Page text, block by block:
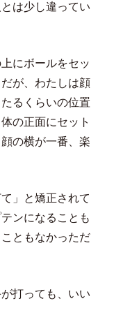
は少し違ってい
にボールをセッ
が、わたしは顔
るくらいの位置
の正面にセット
の横が一番、楽
」と矯正されて
ンになることも
ともなかっただ
打っても、いい